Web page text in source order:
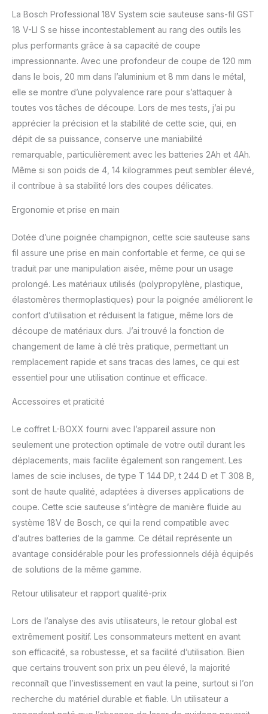
SDS GRANDE
COMPACITÉ : Maîtrise
parfaite grâce à la forme
compacte et légère et à
la poignée fine
Professional 18V System.
maximales. Liberté
totale. Toutes les
batteries sont
compatibles avec les
nouveaux et existants
dans la même classe de
tension.
La Bosch Professional 18V System scie sauteuse sans-fil GST
18 V-LI S se hisse incontestablement au rang des outils les
plus performants grâce à sa capacité de coupe
impressionnante. Avec une profondeur de coupe de 120 mm
dans le bois, 20 mm dans l’aluminium et 8 mm dans le métal,
elle se montre d’une polyvalence rare pour s’attaquer à
toutes vos tâches de découpe. Lors de mes tests, j’ai pu
apprécier la précision et la stabilité de cette scie, qui, en
dépit de sa puissance, conserve une maniabilité
remarquable, particulièrement avec les batteries 2Ah et 4Ah.
Même si son poids de 4, 14 kilogrammes peut sembler élevé,
il contribue à sa stabilité lors des coupes délicates.
Ergonomie et prise en main
Dotée d’une poignée champignon, cette scie sauteuse sans
fil assure une prise en main confortable et ferme, ce qui se
traduit par une manipulation aisée, même pour un usage
prolongé. Les matériaux utilisés (polypropylène, plastique,
élastomères thermoplastiques) pour la poignée améliorent le
confort d’utilisation et réduisent la fatigue, même lors de
découpe de matériaux durs. J’ai trouvé la fonction de
changement de lame à clé très pratique, permettant un
remplacement rapide et sans tracas des lames, ce qui est
essentiel pour une utilisation continue et efficace.
Accessoires et praticité
Le coffret L-BOXX fourni avec l’appareil assure non
seulement une protection optimale de votre outil durant les
déplacements, mais facilite également son rangement. Les
lames de scie incluses, de type T 144 DP, t 244 D et T 308 B,
sont de haute qualité, adaptées à diverses applications de
coupe. Cette scie sauteuse s’intègre de manière fluide au
système 18V de Bosch, ce qui la rend compatible avec
d’autres batteries de la gamme. Ce détail représente un
avantage considérable pour les professionnels déjà équipés
de solutions de la même gamme.
Retour utilisateur et rapport qualité-prix
Lors de l’analyse des avis utilisateurs, le retour global est
extrêmement positif. Les consommateurs mettent en avant
son efficacité, sa robustesse, et sa facilité d’utilisation. Bien
que certains trouvent son prix un peu élevé, la majorité
reconnaît que l’investissement en vaut la peine, surtout si l’on
recherche du matériel durable et fiable. Un utilisateur a